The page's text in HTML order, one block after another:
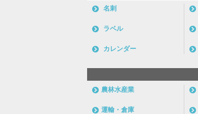
名刺
ラベル
カレンダー
農林水産業
運輸・倉庫